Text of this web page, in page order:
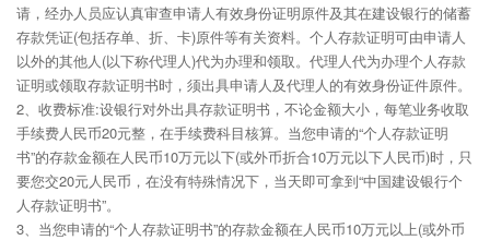
请，经办人员应认真审查申请人有效身份证明原件及其在建设银行的储蓄
存款凭证(包括存单、折、卡)原件等有关资料。个人存款证明可由申请人
以外的其他人(以下称代理人)代为办理和领取。代理人代为办理个人存款
证明或领取存款证明书时，须出具申请人及代理人的有效身份证件原件。
2、收费标准:设银行对外出具存款证明书，不论金额大小，每笔业务收取
手续费人民币20元整，在手续费科目核算。当您申请的“个人存款证明
书”的存款金额在人民币10万元以下(或外币折合10万元以下人民币)时，只
要您交20元人民币，在没有特殊情况下，当天即可拿到“中国建设银行个
人存款证明书”。
3、当您申请的“个人存款证明书”的存款金额在人民币10万元以上(或外币